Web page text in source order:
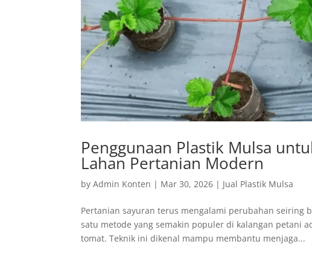
Penggunaan Plastik Mulsa
Lahan Pertanian Modern
byAdmin Konten | Mar 30, 2026 | Jual Plastik Mulsa
Pertanian sayuran terus mengalami perubahan seiring
satu metode yang semakin populer di kalangan petani
tomat. Teknik ini dikenal mampu membantu menjaga...